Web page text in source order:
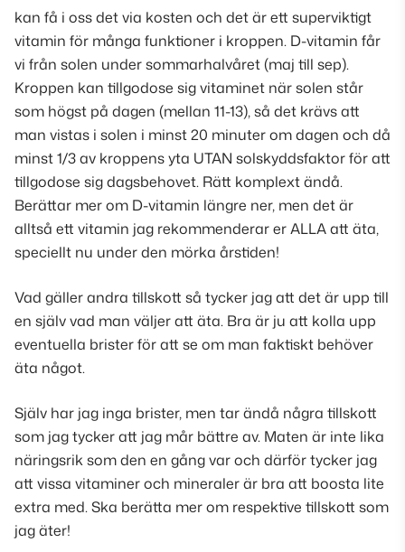
kan få i oss det via kosten och det är ett superviktigt
vitamin för många funktioner i kroppen. D-vitamin får
vi från solen under sommarhalvåret (maj till sep).
Kroppen kan tillgodose sig vitaminet när solen står
som högst på dagen (mellan 11-13), så det krävs att
man vistas i solen i minst 20 minuter om dagen och då
minst 1/3 av kroppens yta UTAN solskyddsfaktor för att
tillgodose sig dagsbehovet. Rätt komplext ändå.
Berättar mer om D-vitamin längre ner, men det är
alltså ett vitamin jag rekommenderar er ALLA att äta,
speciellt nu under den mörka årstiden!
Vad gäller andra tillskott så tycker jag att det är upp till
en själv vad man väljer att äta. Bra är ju att kolla upp
eventuella brister för att se om man faktiskt behöver
äta något.
Själv har jag inga brister, men tar ändå några tillskott
som jag tycker att jag mår bättre av. Maten är inte lika
näringsrik som den en gång var och därför tycker jag
att vissa vitaminer och mineraler är bra att boosta lite
extra med. Ska berätta mer om respektive tillskott som
jag äter!